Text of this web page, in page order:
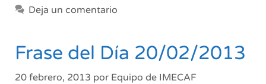
Deja un comentario
Frase del Día 20/02/2013
20 febrero, 2013 por Equipo de IMECAF